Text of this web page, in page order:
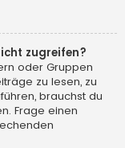
zugreifen?
oder Gruppen
zu lesen, zu
brauchst du
Frage einen